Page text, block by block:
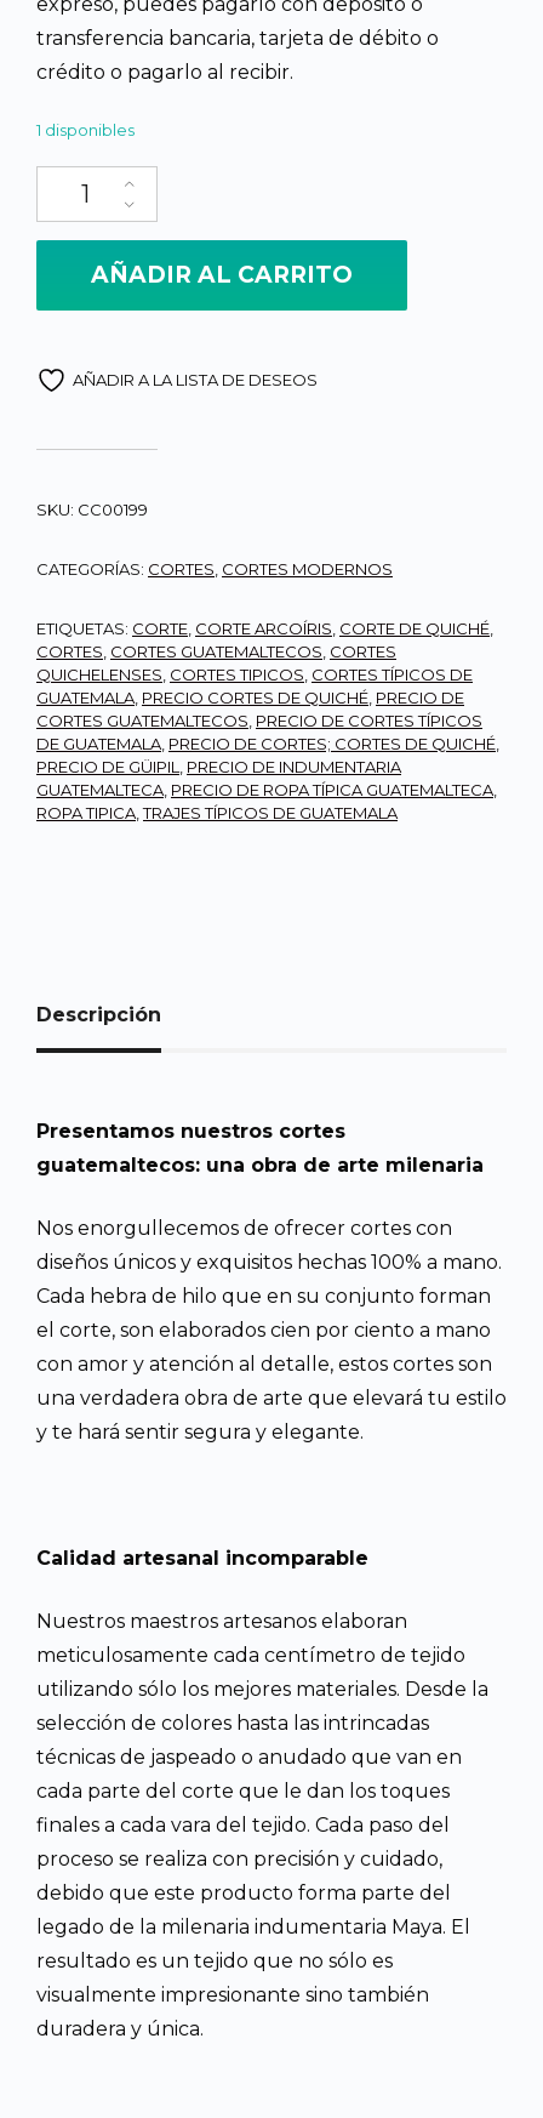
expreso, puedes pagarlo con deposito o
transferencia bancaria, tarjeta de débito o
crédito o pagarlo al recibir.
1 disponibles
AÑADIR AL CARRITO
AÑADIR A LA LISTA DE DESEOS
SKU: CC00199
CATEGORÍAS: CORTES CORTES MODERNOS
ETIQUETAS: CORTE CORTE ARCOÍRIS CORTE DE QUICHÉ
CORTES CORTES GUATEMALTECOS CORTES
QUICHELENSES CORTES TIPICOS CORTES TÍPICOS DE
GUATEMALA PRECIO CORTES DE QUICHÉ PRECIO DE
CORTES GUATEMALTECOS PRECIO DE CORTES TÍPICOS
DE GUATEMALA PRECIO DE CORTES; CORTES DE QUICHÉ
PRECIO DE GÜIPIL
PRECIO DE INDUMENTARIA
GUATEMALTECA PRECIO DE ROPA TÍPICA GUATEMALTECA
ROPA TIPICA ,TRAJES TÍPICOS DE GUATEMALA
Descripción
Presentamos nuestros cortes
guatemaltecos: una obra de arte milenaria
Nos enorgullecemos de ofrecer cortes con
diseños únicos y exquisitos hechas 100% a mano.
Cada hebra de hilo que en su conjunto forman
el corte, son elaborados cien por ciento a mano
con amor y atención al detalle, estos cortes son
una verdadera obra de arte que elevará tu estilo
y te hará sentir segura y elegante.
Calidad artesanal incomparable
Nuestros maestros artesanos elaboran
meticulosamente cada centímetro de tejido
utilizando sólo los mejores materiales. Desde la
selección de colores hasta las intrincadas
técnicas de jaspeado o anudado que van en
cada parte del corte que le dan los toques
finales a cada vara del tejido. Cada paso del
proceso se realiza con precisión y cuidado,
debido que este producto forma parte del
legado de la milenaria indumentaria Maya. El
resultado es un tejido que no sólo es
visualmente impresionante sino también
duradera y única.